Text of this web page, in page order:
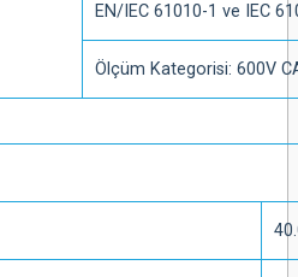
EN/IEC 61010-1 ve IEC
Ölçüm Kategorisi: 600V